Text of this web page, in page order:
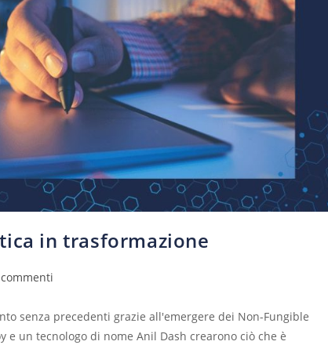
in trasformazione
senza precedenti grazie all'emergere dei Non-Fungible
e un tecnologo di nome Anil Dash crearono ciò che è